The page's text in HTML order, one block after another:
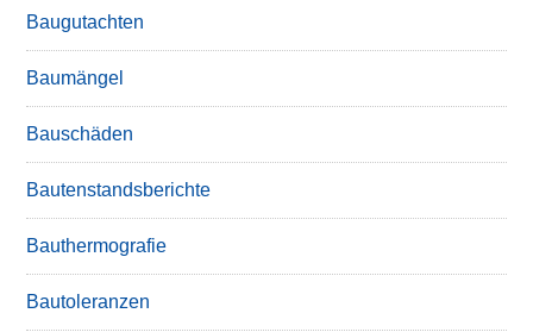
Baugutachten
Baumängel
Bauschäden
Bautenstandsberichte
Bauthermografie
Bautoleranzen